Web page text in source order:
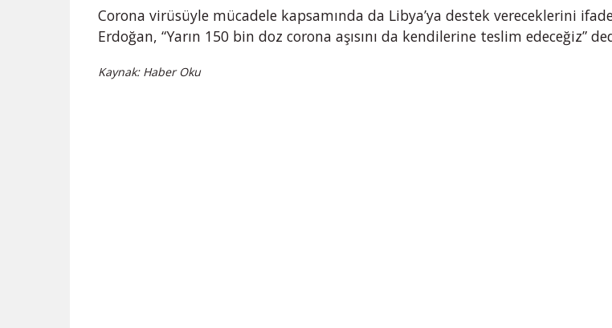
Corona virüsüyle mücadele kapsamında da Libya’ya destek vereceklerini
Erdoğan, “Yarın 150 bin doz corona aşısını da kendilerine teslim edeceğiz”
Kaynak: Haber Oku